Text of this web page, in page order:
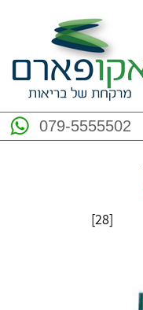
079-5555502
[28]